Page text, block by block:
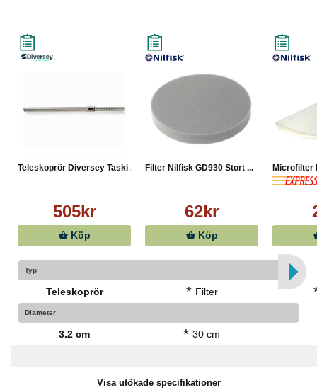
Teleskoprör Diversey Taski ...
505kr
Köp
Filter Nilfisk GD930 Stort ...
62kr
Köp
Microfilter
Typ
Teleskoprör * Filter
Diameter
3.2 cm * 30 cm
Visa utökade specifikationer